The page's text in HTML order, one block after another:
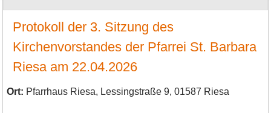
Protokoll der 3. Sitzung des
Kirchenvorstandes der Pfarrei St. Barbara
Riesa am 22.04.2026
Ort: Pfarrhaus Riesa, Lessingstraße 9, 01587 Riesa